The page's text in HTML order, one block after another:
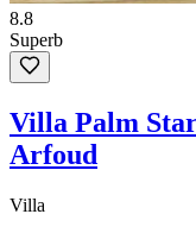
8.8
Superb
Villa Palm
Arfoud
Villa